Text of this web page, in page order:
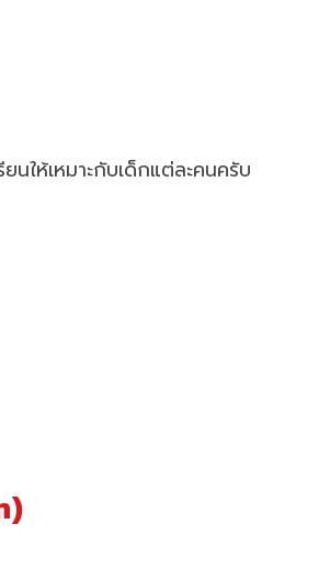
นให้เหมาะกับเด็กแต่ละคนครับ